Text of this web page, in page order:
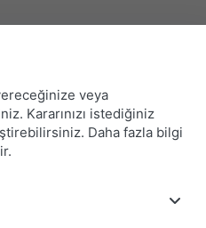
Merkezi
veya
Kararınızı istediğiniz
Daha fazla bilgi